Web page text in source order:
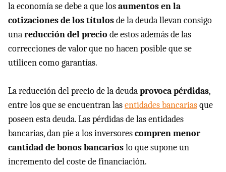
la economía se debe a que losaumentos en la
cotizaciones de los títulosde la deuda llevan consigo
unareducción del precio de estos además de las
correcciones de valor que no hacen posible que se
utilicen como garantías.
La reducción del precio de la deudaprovoca pérdidas,
entre los que se encuentran lasentidades bancariasque
poseen esta deuda. Las pérdidas de las entidades
bancarias, dan pie a los inversorescompren menor
cantidad de bonos bancarioslo que supone un
incremento del coste de financiación.